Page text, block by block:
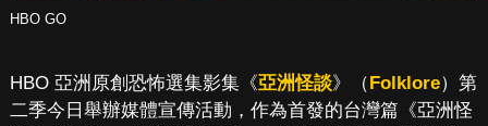
HBO GO
HBO 亞洲原創恐怖選集影集《亞洲怪談》（ Folklore）第
二季今日舉辦媒體宣傳活動，作為首發的台灣篇《亞洲怪